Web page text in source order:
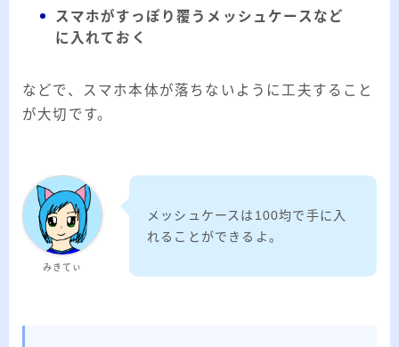
スマホがすっぽり覆うメッシュケースなど
に入れておく
などで、スマホ本体が落ちないように工夫すること
が大切です。
みきてぃ
メッシュケースは100均で手に入
れることができるよ。